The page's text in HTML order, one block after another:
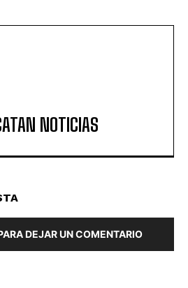
NOTICIAS
DEJAR UN COMENTARIO